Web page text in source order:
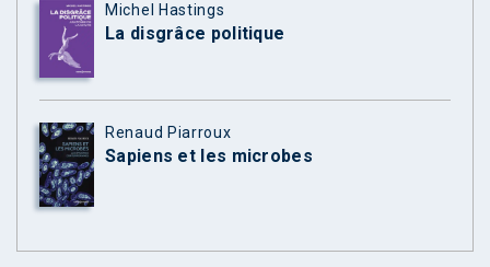
Michel Hastings
La disgrâce politique
Renaud Piarroux
Sapiens et les microbes